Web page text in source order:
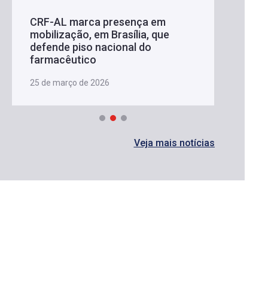
CRF-AL marca presença em
mobilização, em Brasília, que
defende piso nacional do
farmacêutico
25 de março de 2026
Veja mais notícias